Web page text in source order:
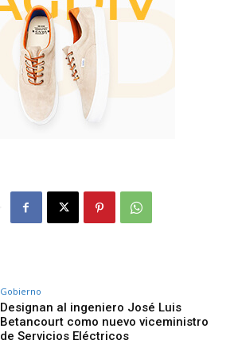
Gobierno
Designan al ingeniero José Luis
Betancourt como nuevo viceministro
de Servicios Eléctricos